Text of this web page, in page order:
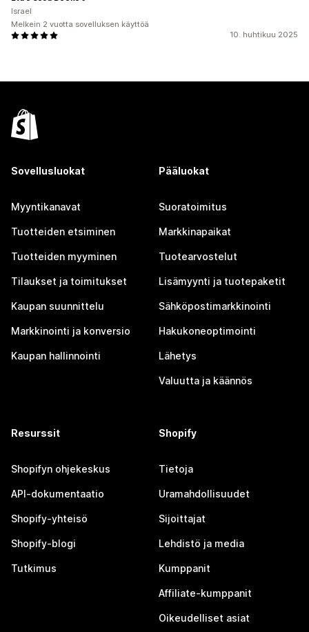
10. huhtikuu 2025
Israel
Melkein 2 vuotta sovelluksen käyttöä
Sovellusluokat
Myyntikanavat
Tuotteiden etsiminen
Tuotteiden myyminen
Tilaukset ja toimitukset
Kaupan suunnittelu
Markkinointi ja konversio
Kaupan hallinnointi
Pääluokat
Suoratoimitus
Markkinapaikat
Tuotearvostelut
Lisämyynti ja tuotepaketit
Sähköpostimarkkinointi
Hakukoneoptimointi
Lähetys
Valuutta ja käännös
Resurssit
Shopifyn ohjekeskus
API-dokumentaatio
Shopify-yhteisö
Shopify-blogi
Tutkimus
Shopify
Tietoja
Uramahdollisuudet
Sijoittajat
Lehdistö ja media
Kumppanit
Affiliate-kumppanit
Oikeudelliset asiat